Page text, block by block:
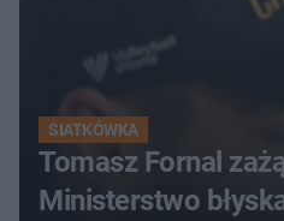
SIATKÓWKA
Tomasz Fornal
Ministerstwo